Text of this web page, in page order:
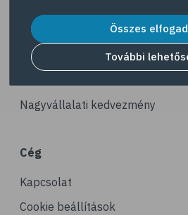
# recept
# kávé
# gasztronómia
# megfázás
# influenza
# orrfolyás
Dermokozmetikumok
Gyöngy Patika Magazin
Nagyvállalati kedvezmény
Cég
Kapcsolat
Cookie beállítások
Összes
További